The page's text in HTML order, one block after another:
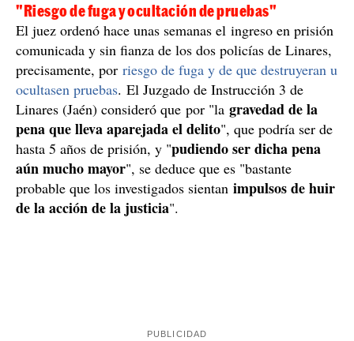
"Riesgo de fuga y ocultación de pruebas"
El juez ordenó hace unas semanas el ingreso en prisión
comunicada y sin fianza de los dos policías de Linares,
precisamente, por riesgo de fuga y de que destruyeran u
ocultasen pruebas. El Juzgado de Instrucción 3 de
Linares (Jaén) consideró que por "la gravedad de la
pena que lleva aparejada el delito", que podría ser de
hasta 5 años de prisión, y "pudiendo ser dicha pena
aún mucho mayor", se deduce que es "bastante
probable que los investigados sientan impulsos de huir
de la acción de la justicia".